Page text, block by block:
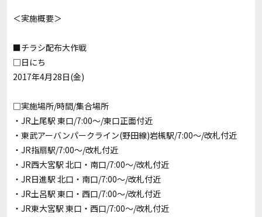
＜実施概要＞
■チラシ配布大作戦
□日にち
2017年4月28日(金)
□実施場所/時間/集合場所
・JR上尾駅 東口/7:00～/東口正面付近
・東武アーバンパークライン(野田線)岩槻駅/7:00～/改札付近
・JR指扇駅/7:00～/改札付近
・JR西大宮駅 北口・南口/7:00～/改札付近
・JR日進駅 北口・南口/7:00～/改札付近
・JR土呂駅 東口・西口/7:00～/改札付近
・JR東大宮駅 東口・西口/7:00～/改札付近